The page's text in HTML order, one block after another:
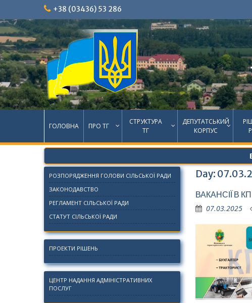
content
+38 (03436) 53 286
ГОЛОВНА ПРО ТГ
СТРУКТУРА
ТГ
ДЕПУТАТСЬКИЙ
КОРПУС
Day:
ВАКАНСІЇ В
07.03.2025
РОЗПОРЯДЖЕННЯ ГОЛОВИ СІЛЬСЬКОЇ РАДИ
ЗАКОНОДАВСТВО
РЕГЛАМЕНТ СІЛЬСЬКОЇ РАДИ
СТАТУТ СІЛЬСЬКОЇ РАДИ
ПРОЕКТИ РІШЕНЬ
ЦЕНТР НАДАННЯ АДМІНІСТРАТИВНИХ
ПОСЛУГ